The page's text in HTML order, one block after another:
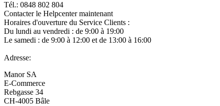
Tél.: 0848 802 804
Contacter le Helpcenter maintenant
Horaires d'ouverture du Service Clients :
Du lundi au vendredi : de 9:00 à 19:00
Le samedi : de 9:00 à 12:00 et de 13:00 à 16:00
Adresse:
Manor SA
E-Commerce
Rebgasse 34
CH-4005 Bâle